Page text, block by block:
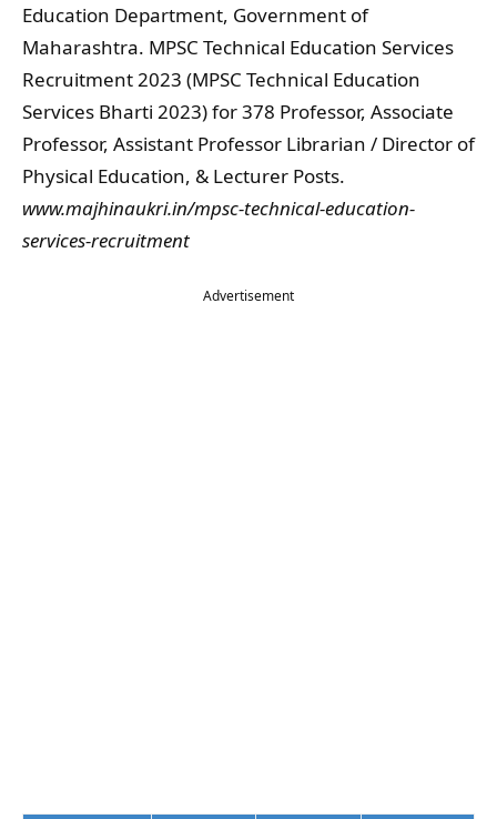
Education Department, Government of
Maharashtra. MPSC Technical Education Services
Recruitment 2023 (MPSC Technical Education
Services Bharti 2023) for 378 Professor, Associate
Professor, Assistant Professor Librarian / Director of
Physical Education, & Lecturer Posts.
www.majhinaukri.in/mpsc-technical-education-
services-recruitment
Advertisement